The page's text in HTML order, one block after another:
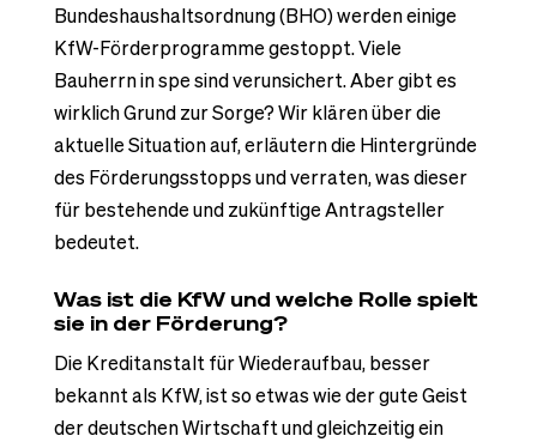
Bundeshaushaltsordnung (BHO) werden einige
KfW-Förderprogramme gestoppt. Viele
Bauherrn in spe sind verunsichert. Aber gibt es
wirklich Grund zur Sorge? Wir klären über die
aktuelle Situation auf, erläutern die Hintergründe
des Förderungsstopps und verraten, was dieser
für bestehende und zukünftige Antragsteller
bedeutet.
Was ist die KfW und welche Rolle spielt
sie in der Förderung?
Die Kreditanstalt für Wiederaufbau, besser
bekannt als KfW, ist so etwas wie der gute Geist
der deutschen Wirtschaft und gleichzeitig ein